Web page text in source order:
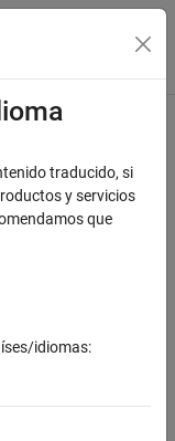
traducido, si
y servicios
que
idiomas: